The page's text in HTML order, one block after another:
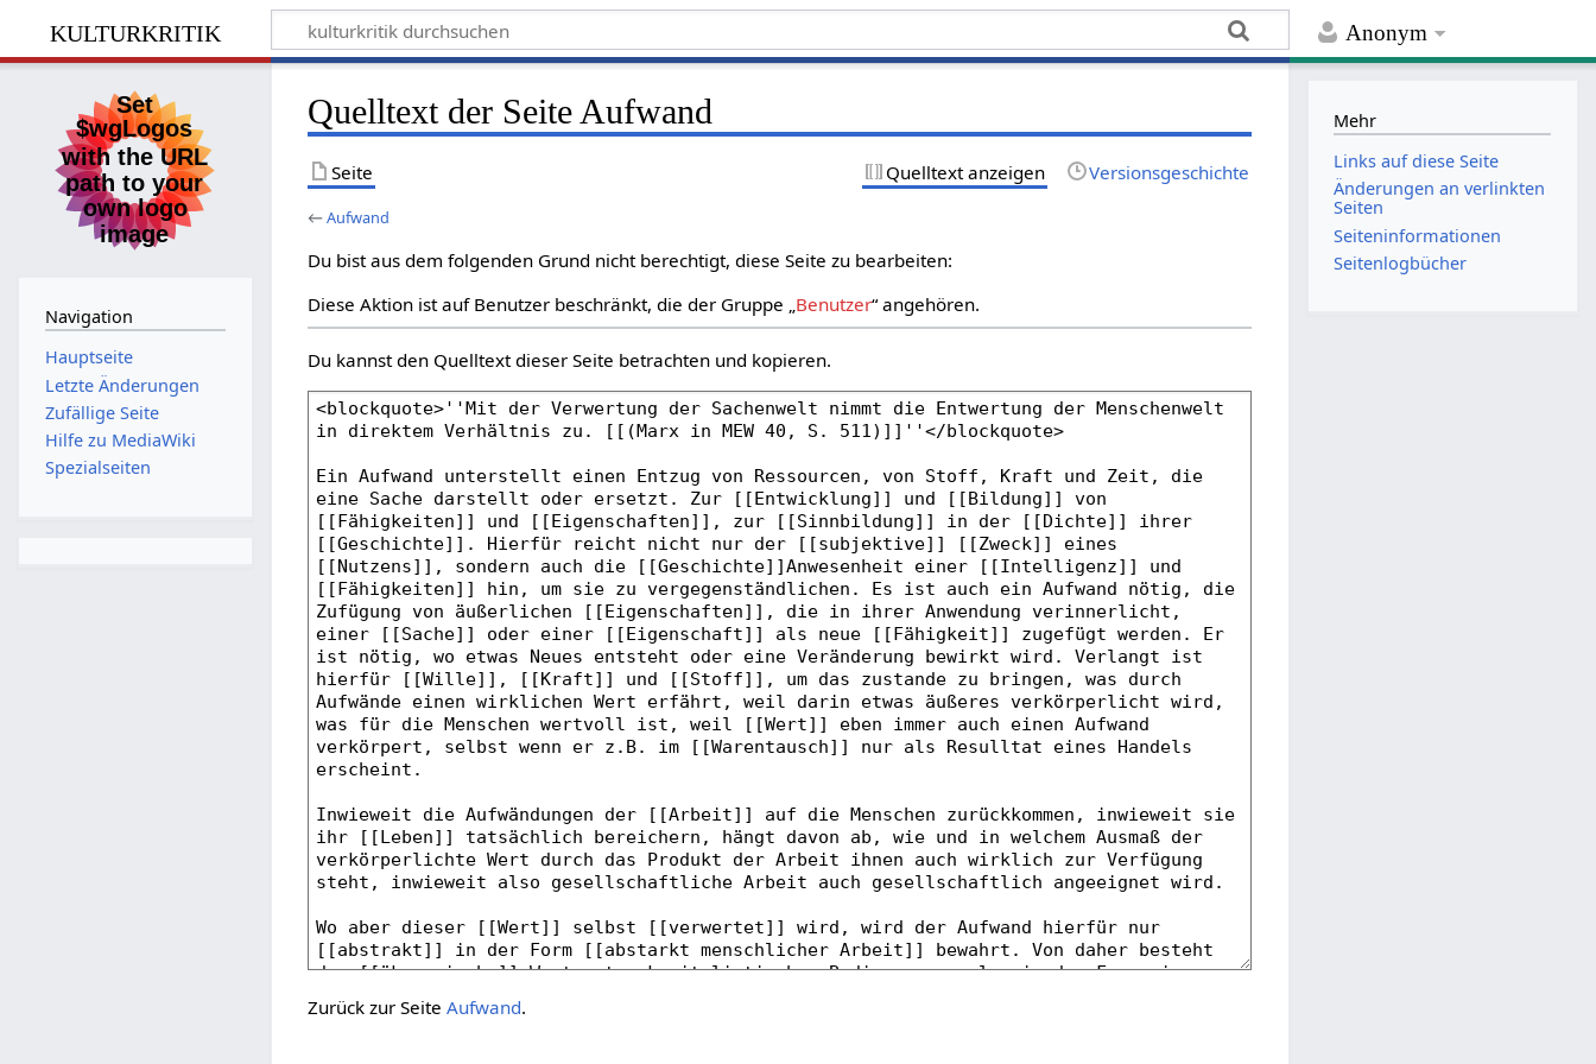
Anonym
kulturkritik
Quelltext der Seite Aufwand
Seite Quelltext anzeigen Versionsgeschichte
←Aufwand
Du bist aus dem folgenden Grund nicht berechtigt, diese Seite zu bearbeiten:
Diese Aktion ist auf Benutzer beschränkt, die der Gruppe „Benutzer“ angehören.
Du kannst den Quelltext dieser Seite betrachten und kopieren.
Zurück zur SeiteAufwand.
Navigation
Hauptseite
Letzte Änderungen
Zufällige Seite
Hilfe zu MediaWiki
Spezialseiten
Mehr
Links auf diese Seite
Änderungen an verlinkten
Seiten
Seiten­­informationen
Seitenlogbücher